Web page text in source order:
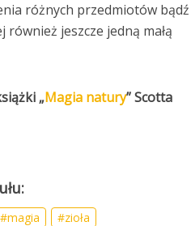
różnych przedmiotów bądź
jeszcze jedną małą
„Magia natury” Scotta
magia zioła